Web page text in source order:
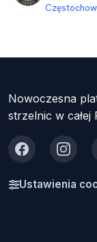
Nowoczesna
strzelnic w całej
Facebook
Ustawienia